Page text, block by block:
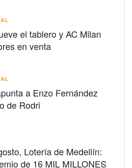
el tablero y AC Milan
en venta
a Enzo Fernández
de Rodri
Lotería de Medellín:
de 16 MIL MILLONES